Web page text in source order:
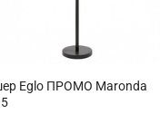
Eglo ПРОМО Maronda